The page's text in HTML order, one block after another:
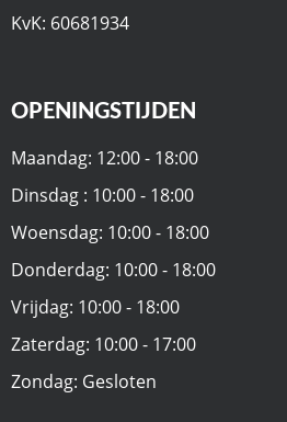
KvK: 60681934
OPENINGSTIJDEN
Maandag: 12:00 - 18:00
Dinsdag : 10:00 - 18:00
Woensdag: 10:00 - 18:00
Donderdag: 10:00 - 18:00
Vrijdag: 10:00 - 18:00
Zaterdag: 10:00 - 17:00
Zondag: Gesloten